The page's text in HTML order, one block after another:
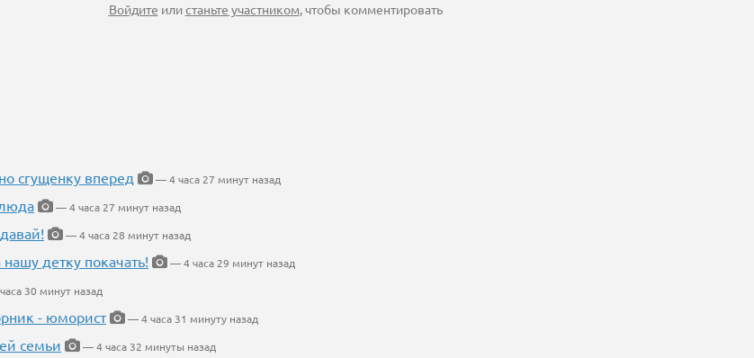
Войдите илистаньте участником, чтобы комментировать
сгущенку вперед
— 4 часа 27 минут назад
— 4 часа 27 минут назад
— 4 часа 28 минут назад
детку покачать!
— 4 часа 29 минут назад
30 минут назад
- юморист
— 4 часа 31 минуту назад
семьи
— 4 часа 32 минуты назад